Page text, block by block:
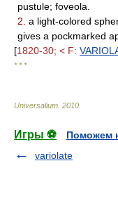
pustule; foveola.
2. a light-colored
gives a pockmarked
[1820-30; < F:
* * *
Universalium 2010
Игры ⚽
Поможем
variolate